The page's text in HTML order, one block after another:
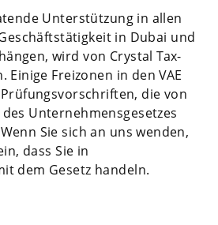
Unterstützung in allen
in Dubai und
wird von Crystal Tax-
Einige Freizonen in den VAE
die von
Unternehmensgesetzes
Sie sich an uns wenden,
dass Sie in
dem Gesetz handeln.